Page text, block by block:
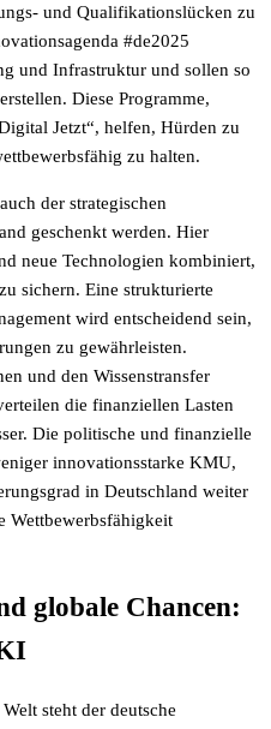
und Qualifikationslücken zu
#de2025
und Infrastruktur und sollen so
Diese Programme,
Jetzt“, helfen, Hürden zu
zu halten.
der strategischen
geschenkt werden. Hier
neue Technologien kombiniert,
sichern. Eine strukturierte
wird entscheidend sein,
zu gewährleisten.
und den Wissenstransfer
die finanziellen Lasten
Die politische und finanzielle
innovationsstarke KMU,
in Deutschland weiter
Wettbewerbsfähigkeit
globale Chancen:
steht der deutsche